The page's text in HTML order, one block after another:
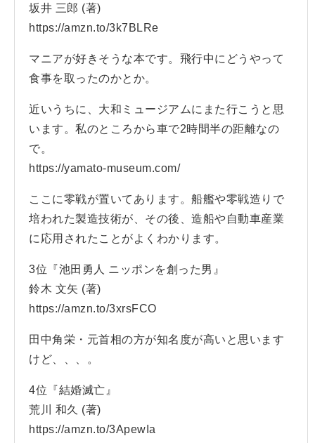
坂井 三郎 (著)
https://amzn.to/3k7BLRe
マニアが好きそうな本です。飛行中にどうやって
食事を取ったのかとか。
近いうちに、大和ミュージアムにまた行こうと思
います。私のところから車で2時間半の距離なの
で。
https://yamato-museum.com/
ここに零戦が置いてあります。船艦や零戦造りで
培われた製造技術が、その後、造船や自動車産業
に応用されたことがよくわかります。
3位『池田勇人 ニッポンを創った男』
鈴木 文矢 (著)
https://amzn.to/3xrsFCO
田中角栄・元首相の方が知名度が高いと思います
けど、、、。
4位『結婚滅亡』
荒川 和久 (著)
https://amzn.to/3ApewIa